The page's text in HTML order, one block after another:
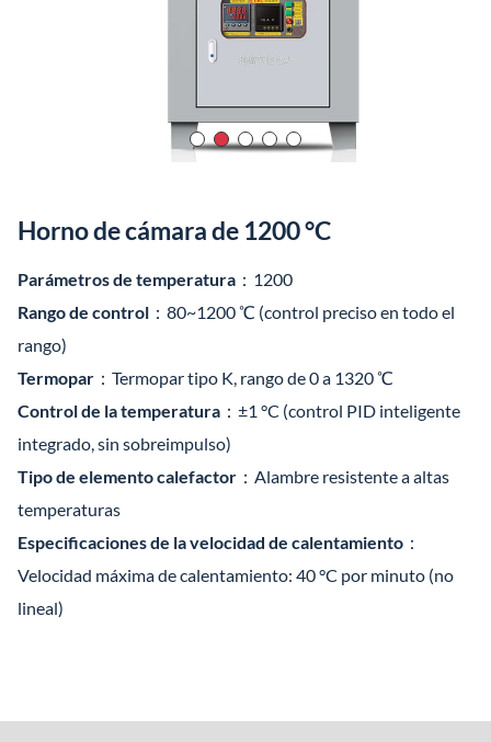
Horno de cámara de 1200 °C
Parámetros de temperatura ：1200
Rango de control ：80~1200 ℃ (control preciso en todo el
rango)
Termopar ：Termopar tipo K, rango de 0 a 1320 ℃
Control de la temperatura ：±1 °C (control PID inteligente
integrado, sin sobreimpulso)
Tipo de elemento calefactor ：Alambre resistente a altas
temperaturas
Especificaciones de la velocidad de calentamiento ：
Velocidad máxima de calentamiento: 40 °C por minuto (no
lineal)